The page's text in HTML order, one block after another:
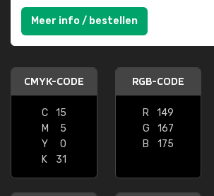
Meer info / bestellen
CMYK-CODE
C
15
M
5
Y
0
K
31
RGB-CODE
R
149
G
167
B
175